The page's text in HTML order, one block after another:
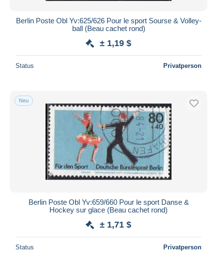
Berlin Poste Obl Yv:625/626 Pour le sport Sourse & Volley-
ball (Beau cachet rond)
± 1,19 $
Status Privatperson
Neu
Berlin Poste Obl Yv:659/660 Pour le sport Danse &
Hockey sur glace (Beau cachet rond)
± 1,71 $
Status Privatperson